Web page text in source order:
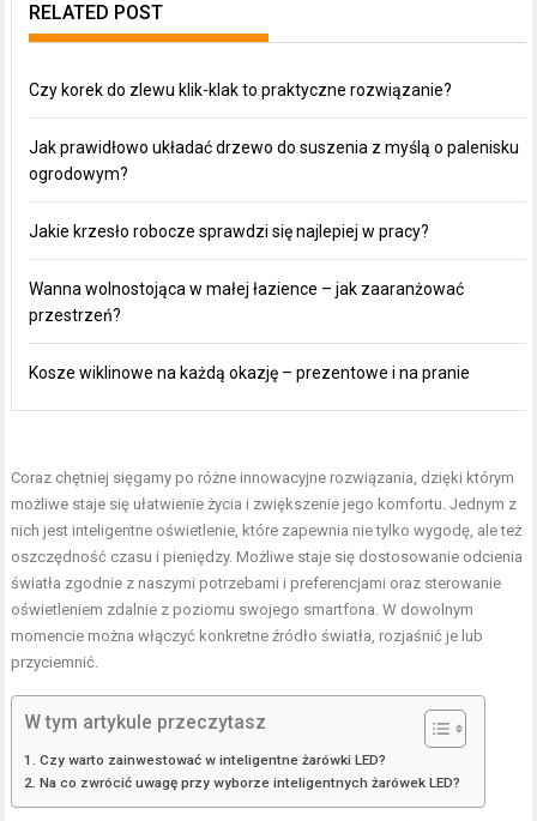
RELATED POST
Czy korek do zlewu klik-klak to praktyczne rozwiązanie?
Jak prawidłowo układać drzewo do suszenia z myślą o palenisku
ogrodowym?
Jakie krzesło robocze sprawdzi się najlepiej w pracy?
Wanna wolnostojąca w małej łazience – jak zaaranżować
przestrzeń?
Kosze wiklinowe na każdą okazję – prezentowe i na pranie
Coraz chętniej sięgamy po różne innowacyjne rozwiązania, dzięki którym
możliwe staje się ułatwienie życia i zwiększenie jego komfortu. Jednym z
nich jest inteligentne oświetlenie, które zapewnia nie tylko wygodę, ale też
oszczędność czasu i pieniędzy. Możliwe staje się dostosowanie odcienia
światła zgodnie z naszymi potrzebami i preferencjami oraz sterowanie
oświetleniem zdalnie z poziomu swojego smartfona. W dowolnym
momencie można włączyć konkretne źródło światła, rozjaśnić je lub
przyciemnić.
W tym artykule przeczytasz
Czy warto zainwestować w inteligentne żarówki LED?
Na co zwrócić uwagę przy wyborze inteligentnych żarówek LED?